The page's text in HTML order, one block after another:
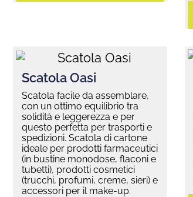
Scatola Oasi
Scatola facile da assemblare,
con un ottimo equilibrio tra
solidità e leggerezza e per
questo perfetta per trasporti e
spedizioni. Scatola di cartone
ideale per prodotti farmaceutici
(in bustine monodose, flaconi e
tubetti), prodotti cosmetici
(trucchi, profumi, creme, sieri) e
accessori per il make-up.